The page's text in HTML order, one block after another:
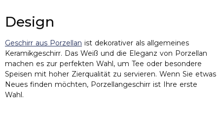
Design
Geschirr aus Porzellan ist dekorativer als allgemeines
Keramikgeschirr. Das Weiß und die Eleganz von Porzellan
machen es zur perfekten Wahl, um Tee oder besondere
Speisen mit hoher Zierqualität zu servieren. Wenn Sie etwas
Neues finden möchten, Porzellangeschirr ist Ihre erste
Wahl.